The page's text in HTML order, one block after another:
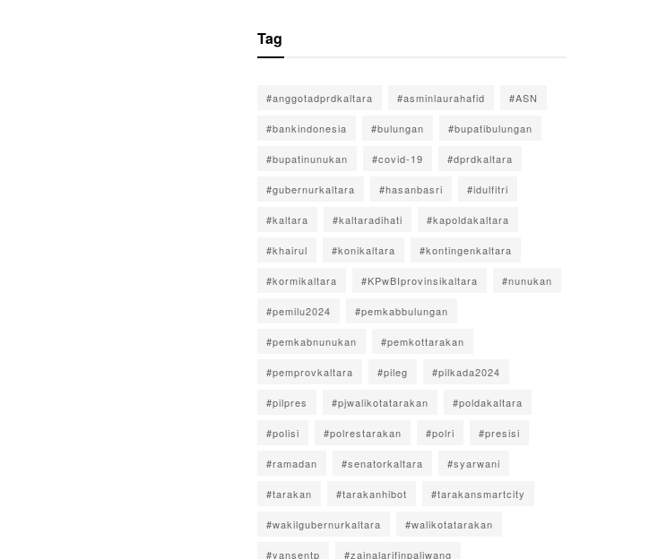
Tag
#anggotadprdkaltara #asminlaurahafid #ASN
#bankindonesia #bulungan #bupatibulungan
#bupatinunukan #covid-19 #dprdkaltara
#gubernurkaltara #hasanbasri #idulfitri
#kaltara #kaltaradihati #kapoldakaltara
#khairul #konikaltara #kontingenkaltara
#kormikaltara #KPwBIprovinsikaltara #nunukan
#pemilu2024 #pemkabbulungan
#pemkabnunukan #pemkottarakan
#pemprovkaltara #pileg #pilkada2024
#pilpres #pjwalikotatarakan #poldakaltara
#polisi #polrestarakan #polri #presisi
#ramadan #senatorkaltara #syarwani
#tarakan #tarakanhibot #tarakansmartcity
#wakilgubernurkaltara #walikotatarakan
#yansentp #zainalarifinpaliwang